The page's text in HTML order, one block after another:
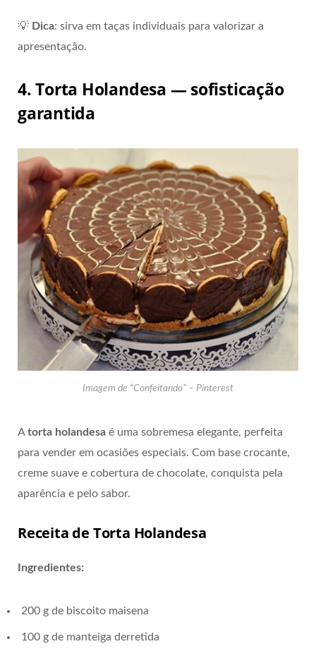
💡 Dica: sirva em taças individuais para valorizar a
apresentação.
4. Torta Holandesa — sofisticação
garantida
Imagem de “Confeitando” – Pinterest
Atorta holandesa é uma sobremesa elegante, perfeita
para vender em ocasiões especiais. Com base crocante,
creme suave e cobertura de chocolate, conquista pela
aparência e pelo sabor.
Receita de Torta Holandesa
Ingredientes:
200 g de biscoito maisena
100 g de manteiga derretida